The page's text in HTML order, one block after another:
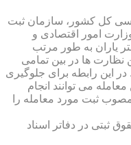
کل کشور، سازمان ثبت
امور اقتصادی و
یاران به طور مرتب
نظارت ها در بین تمامی
این رابطه برای جلوگیری
می توانند انجام
ثبت مورد معامله را
ثبتی در دفاتر اسناد